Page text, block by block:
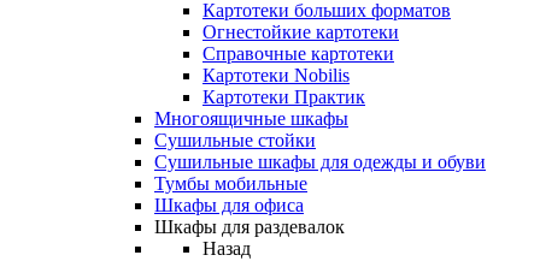
Картотеки больших форматов
Огнестойкие картотеки
Справочные картотеки
Картотеки Nobilis
Картотеки Практик
Многоящичные шкафы
Сушильные стойки
Сушильные шкафы для одежды и обуви
Тумбы мобильные
Шкафы для офиса
Шкафы для раздевалок
Назад